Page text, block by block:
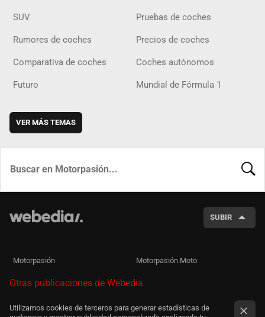
SUV Pruebas de coches
Rumores de coches Precios de coches
Comparativa de coches Coches autónomos
Futuro Mundial de Fórmula 1
VER MÁS TEMAS
SUBIR
Motorpasión Motorpasión Moto
Otras publicaciones de Webedia
Utilizamos cookies de terceros para generar estadísticas de